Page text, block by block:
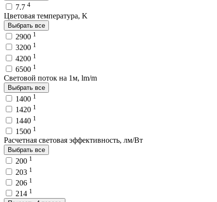
7.7 4
Цветовая температура, K
Выбрать все
2900 1
3200 1
4200 1
6500 1
Световой поток на 1м, lm/m
Выбрать все
1400 1
1420 1
1440 1
1500 1
Расчетная световая эффективность, лм/Вт
Выбрать все
200 1
203 1
206 1
214 1